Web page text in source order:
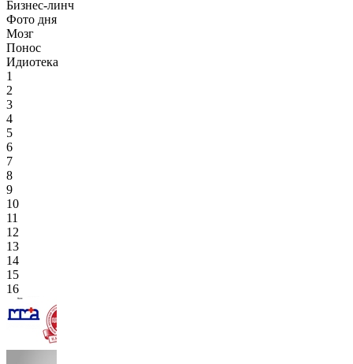
Бизнес-линч
Фото дня
Мозг
Понос
Идиотека
1
2
3
4
5
6
7
8
9
10
11
12
13
14
15
16